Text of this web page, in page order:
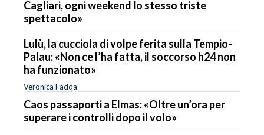
Cagliari, ogni weekend lo stesso triste
spettacolo»
Lulù, la cucciola di volpe ferita sulla Tempio-
Palau: «Non ce l’ha fatta, il soccorso h24 non
ha funzionato»
Veronica Fadda
Caos passaporti a Elmas: «Oltre un’ora per
superare i controlli dopo il volo»